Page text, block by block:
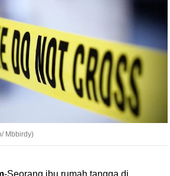
Mbbirdy)
-Seorang ibu rumah tangga di